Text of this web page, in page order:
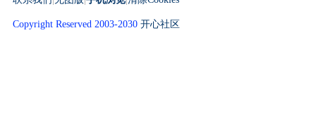
Copyright Reserved 2003-2030 开心社区